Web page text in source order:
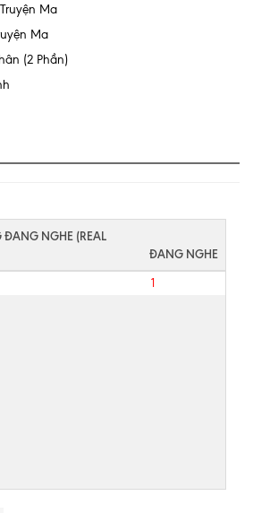
Ma
Ma
(2 Phần)
NGHE (REAL
ĐANG NGHE
1